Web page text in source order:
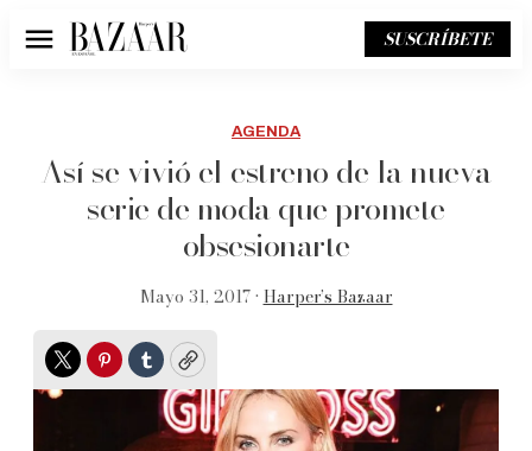
Menú SUSCRÍBETE
AGENDA
Así se vivió el estreno de la nueva
serie de moda que promete
obsesionarte
Mayo 31, 2017 • Harper’s Bazaar
TwitterPinterest
TumblrCopy